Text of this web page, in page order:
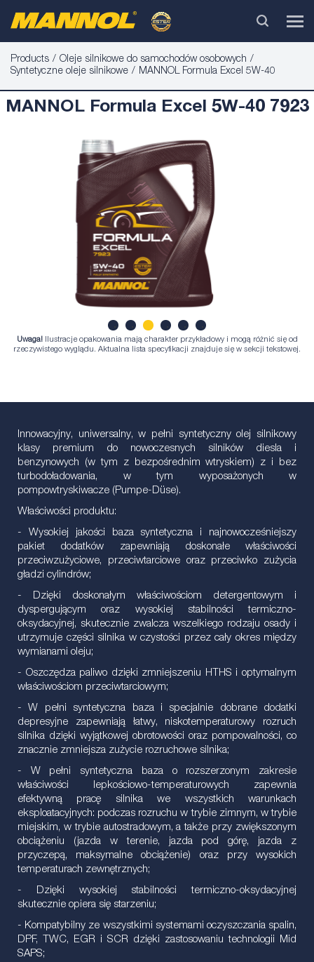
Products
Oleje silnikowe do samochodów osobowych
Syntetyczne oleje silnikowe
MANNOL Formula Excel 5W-40
MANNOL Formula Excel 5W-40 7923
2 3 4 5 6
Uwaga! Ilustracje opakowania mają charakter przykładowy i mogą różnić się od
rzeczywistego wyglądu. Aktualna lista specyfikacji znajduje się w sekcji tekstowej.
Innowacyjny, uniwersalny, w pełni syntetyczny olej silnikowy
klasy premium do nowoczesnych silników diesla i
benzynowych (w tym z bezpośrednim wtryskiem) z i bez
turbodoładowania, w tym wyposażonych w
pompowtryskiwacze (Pumpe-Düse).
Właściwości produktu:
- Wysokiej jakości baza syntetyczna i najnowocześniejszy
pakiet dodatków zapewniają doskonałe właściwości
przeciwzużyciowe, przeciwtarciowe oraz przeciwko zużycia
gładzi cylindrów;
- Dzięki doskonałym właściwościom detergentowym i
dyspergującym oraz wysokiej stabilności termiczno-
oksydacyjnej, skutecznie zwalcza wszelkiego rodzaju osady i
utrzymuje części silnika w czystości przez cały okres między
wymianami oleju;
- Oszczędza paliwo dzięki zmniejszeniu HTHS i optymalnym
właściwościom przeciwtarciowym;
- W pełni syntetyczna baza i specjalnie dobrane dodatki
depresyjne zapewniają łatwy, niskotemperaturowy rozruch
silnika dzięki wyjątkowej obrotowości oraz pompowalności, co
znacznie zmniejsza zużycie rozruchowe silnika;
- W pełni syntetyczna baza o rozszerzonym zakresie
właściwości lepkościowo-temperaturowych zapewnia
efektywną pracę silnika we wszystkich warunkach
eksploatacyjnych: podczas rozruchu w trybie zimnym, w trybie
miejskim, w trybie autostradowym, a także przy zwiększonym
obciążeniu (jazda w terenie, jazda pod górę, jazda z
przyczepą, maksymalne obciążenie) oraz przy wysokich
temperaturach zewnętrznych;
- Dzięki wysokiej stabilności termiczno-oksydacyjnej
skutecznie opiera się starzeniu;
- Kompatybilny ze wszystkimi systemami oczyszczania spalin,
DPF, TWC, EGR i SCR dzięki zastosowaniu technologii Mid
SAPS;